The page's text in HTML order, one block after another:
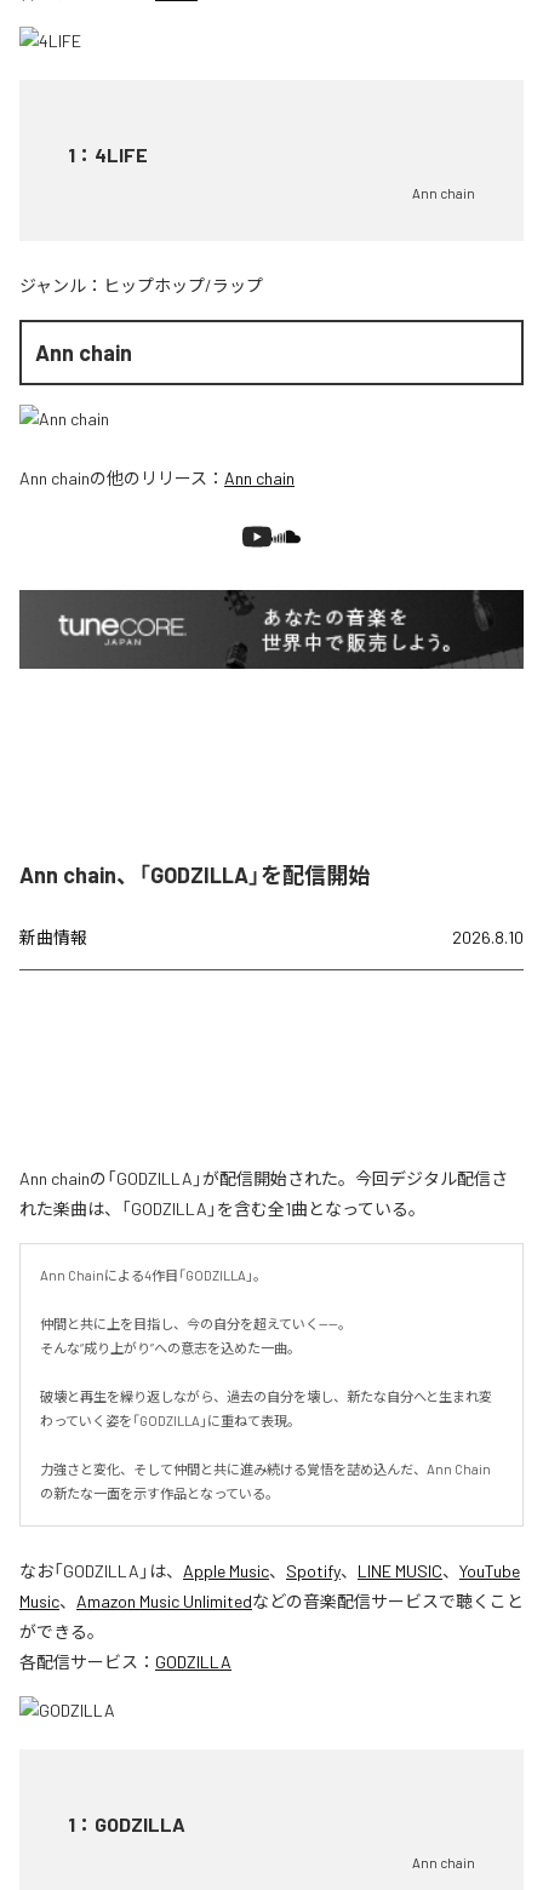
1 ： 4LIFE
Ann chain
ジャンル： ヒップホップ/ラップ
Ann chain
Ann chainの他のリリース： Ann chain
Ann chain、「GODZILLA」を配信開始
新曲情報 2026.8.10
Ann chainの「GODZILLA」が配信開始された。今回デジタル配信さ
れた楽曲は、「GODZILLA」を含む全1曲となっている。
Ann Chainによる4作目「GODZILLA」。
仲間と共に上を目指し、今の自分を超えていく——。
そんな“成り上がり”への意志を込めた一曲。
破壊と再生を繰り返しながら、過去の自分を壊し、新たな自分へと生まれ変
わっていく姿を「GODZILLA」に重ねて表現。
力強さと変化、そして仲間と共に進み続ける覚悟を詰め込んだ、Ann Chain
の新たな一面を示す作品となっている。
なお「GODZILLA 」は、 Apple Music、 Spotify、 LINE MUSIC、 YouTube
Music、 Amazon Music Unlimitedなどの音楽配信サービスで聴くこと
ができる。
各配信サービス： GODZILLA
1 ： GODZILLA
Ann chain